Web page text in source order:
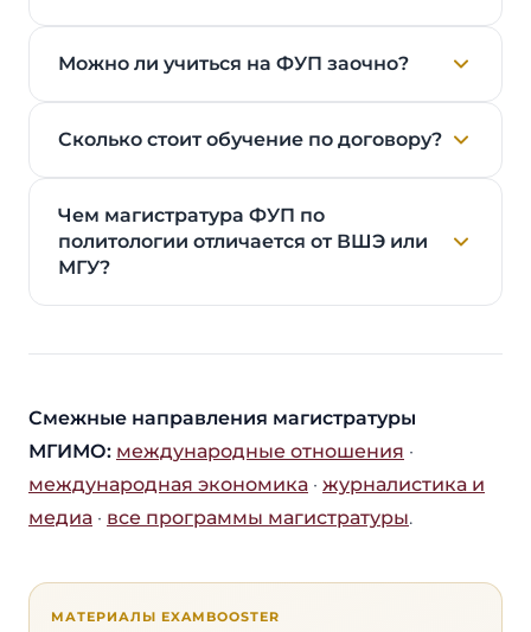
Можно ли учиться на ФУП заочно?
Сколько стоит обучение по договору?
Чем магистратура ФУП по
политологии отличается от ВШЭ или
МГУ?
Смежные направления магистратуры
МГИМО: международные отношения ·
международная экономика · журналистика и
медиа · все программы магистратуры.
МАТЕРИАЛЫ EXAMBOOSTER